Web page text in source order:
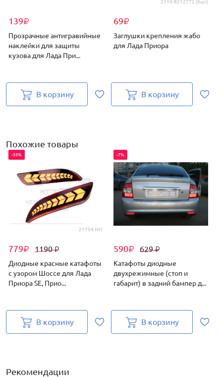
139₽
Прозрачные антигравийные
наклейки для защиты
кузова для Лада При...
В корзину
2110-8212772 (6шт)
69₽
Заглушки крепления жабо
для Лада Приора
В корзину
Похожие товары
21704 №1
779₽ 1190₽
-35%
Диодные красные катафоты
с узором Шоссе для Лада
Приора SE, Прио...
В корзину
590₽ 629₽
-7%
Катафоты диодные
двухрежимные (стоп и
габарит) в задний бампер д...
В корзину
Рекомендации